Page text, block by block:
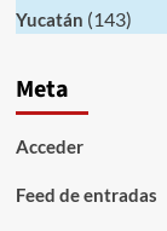
Yucatán (143)
Meta
Acceder
Feed de entradas